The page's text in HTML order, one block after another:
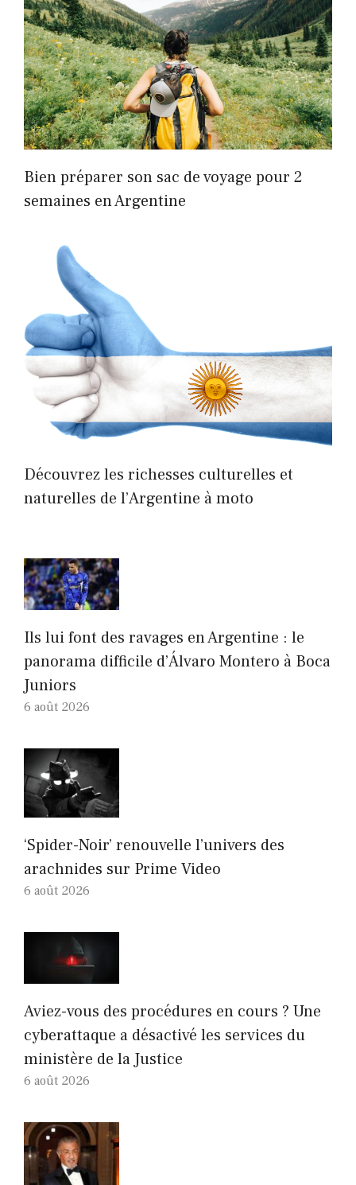
Bien préparer son sac de voyage pour 2
semaines en Argentine
Découvrez les richesses culturelles et
naturelles de l’Argentine à moto
Ils lui font des ravages en Argentine : le
panorama difficile d’Álvaro Montero à Boca
Juniors
6 août 2026
‘Spider-Noir’ renouvelle l’univers des
arachnides sur Prime Video
6 août 2026
Aviez-vous des procédures en cours ? Une
cyberattaque a désactivé les services du
ministère de la Justice
6 août 2026